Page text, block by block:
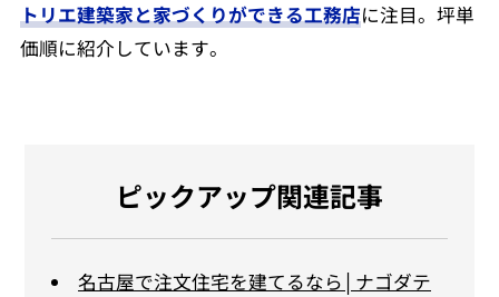
トリエ建築家と家づくりができる工務店に注目。坪単
価順に紹介しています。
ピックアップ関連記事
名古屋で注文住宅を建てるなら│ナゴダテ